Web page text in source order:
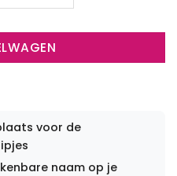
voor de
naam op je